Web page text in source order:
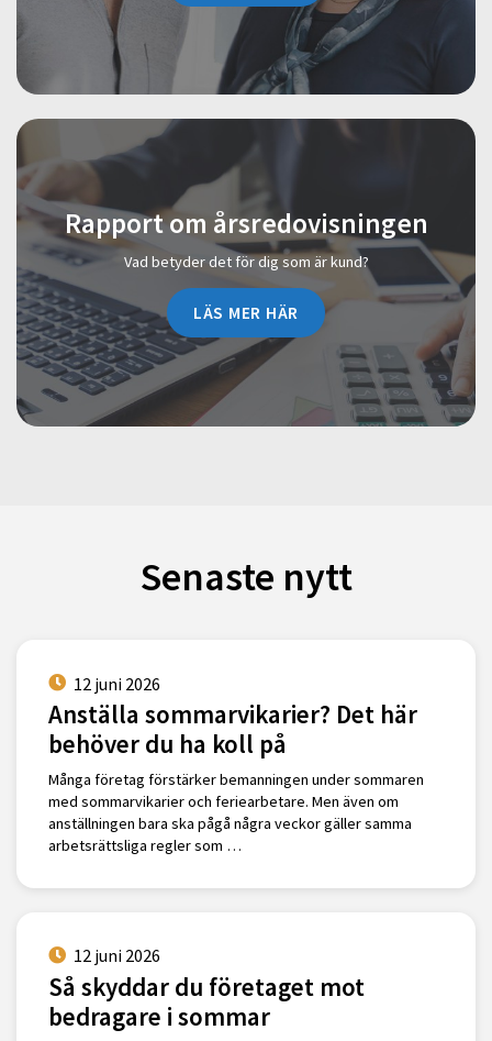
Rapport om årsredovisningen
Vad betyder det för dig som är kund?
LÄS MER HÄR
Senaste nytt
12 juni 2026
Anställa sommarvikarier? Det här
behöver du ha koll på
Många företag förstärker bemanningen under sommaren
med sommarvikarier och feriearbetare. Men även om
anställningen bara ska pågå några veckor gäller samma
arbetsrättsliga regler som …
12 juni 2026
Så skyddar du företaget mot
bedragare i sommar